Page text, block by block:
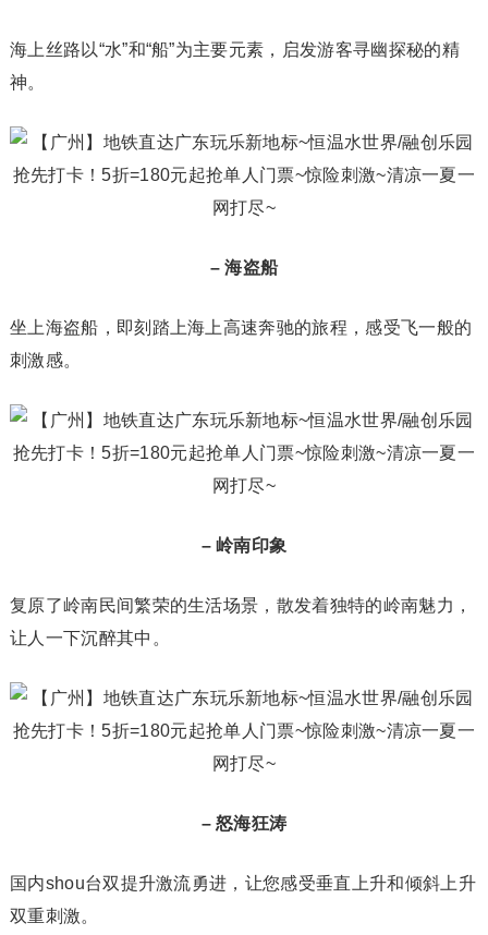
海上丝路以“水”和“船”为主要元素，启发游客寻幽探秘的精
神。
– 海盗船
坐上海盗船，即刻踏上海上高速奔驰的旅程，感受飞一般的
刺激感。
– 岭南印象
复原了岭南民间繁荣的生活场景，散发着独特的岭南魅力，
让人一下沉醉其中。
– 怒海狂涛
国内shou台双提升激流勇进，让您感受垂直上升和倾斜上升
双重刺激。